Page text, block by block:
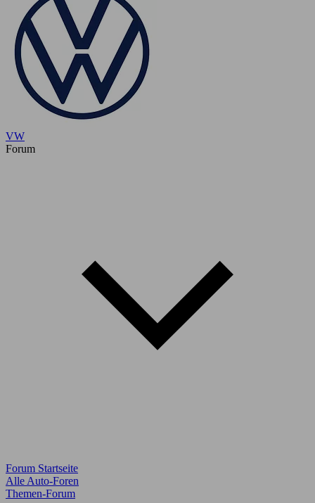
VW
Forum
Forum Startseite
Alle Auto-Foren
Themen-Forum